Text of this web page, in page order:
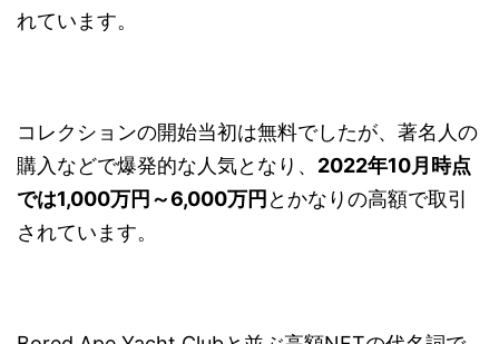
れています。
コレクションの開始当初は無料でしたが、著名人の
購入などで爆発的な人気となり、 2022年10月時点
では1,000万円～6,000万円とかなりの高額で取引
されています。